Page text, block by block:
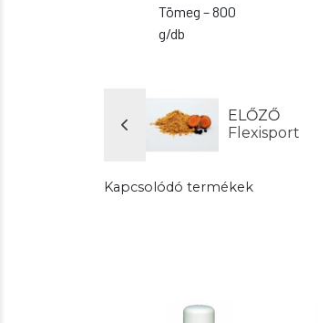
Tömeg – 800
g/db
ELŐZŐ
Flexisport
Kapcsolódó termékek